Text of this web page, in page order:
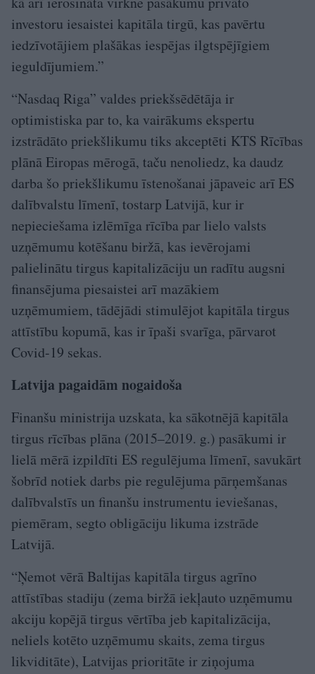
investoru iesaistei kapitāla tirgū, kas pavērtu
iedzīvotājiem plašākas iespējas ilgtspējīgiem
ieguldījumiem.”
“Nasdaq Riga” valdes priekšsēdētāja ir
optimistiska par to, ka vairākums ekspertu
izstrādāto priekšlikumu tiks akceptēti KTS Rīcības
plānā Eiropas mērogā, taču nenoliedz, ka daudz
darba šo priekšlikumu īstenošanai jāpaveic arī ES
dalībvalstu līmenī, tostarp Latvijā, kur ir
nepieciešama izlēmīga rīcība par lielo valsts
uzņēmumu kotēšanu biržā, kas ievērojami
palielinātu tirgus kapitalizāciju un radītu augsni
finansējuma piesaistei arī mazākiem
uzņēmumiem, tādējādi stimulējot kapitāla tirgus
attīstību kopumā, kas ir īpaši svarīga, pārvarot
Covid-19 sekas.
Latvija pagaidām nogaidoša
Finanšu ministrija uzskata, ka sākotnējā kapitāla
tirgus rīcības plāna (2015–2019. g.) pasākumi ir
lielā mērā izpildīti ES regulējuma līmenī, savukārt
šobrīd notiek darbs pie regulējuma pārņemšanas
dalībvalstīs un finanšu instrumentu ieviešanas,
piemēram, segto obligāciju likuma izstrāde
Latvijā.
“Ņemot vērā Baltijas kapitāla tirgus agrīno
attīstības stadiju (zema biržā iekļauto uzņēmumu
akciju kopējā tirgus vērtība jeb kapitalizācija,
neliels kotēto uzņēmumu skaits, zema tirgus
likviditāte), Latvijas prioritāte ir ziņojuma